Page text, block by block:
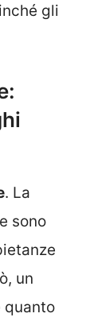
gli
. La
sono
un
quanto